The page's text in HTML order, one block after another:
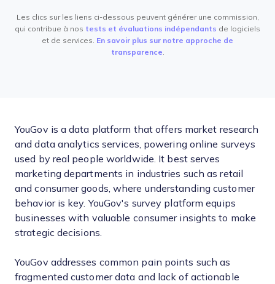
Les clics sur les liens ci-dessous peuvent générer une commission,
qui contribue à nos tests et évaluations indépendants de logiciels
et de services. En savoir plus sur notre approche de
transparence.
YouGov is a data platform that offers market research
and data analytics services, powering online surveys
used by real people worldwide. It best serves
marketing departments in industries such as retail
and consumer goods, where understanding customer
behavior is key. YouGov's survey platform equips
businesses with valuable consumer insights to make
strategic decisions.
YouGov addresses common pain points such as
fragmented customer data and lack of actionable